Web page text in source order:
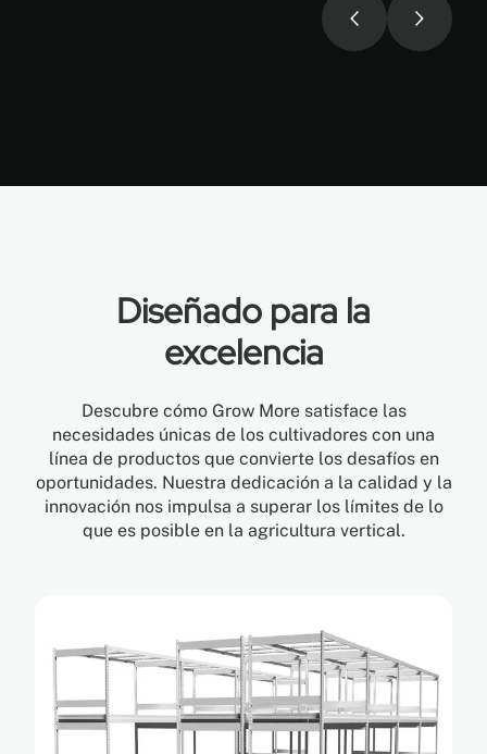
Diseñado para la
excelencia
Descubre cómo Grow More satisface las
necesidades únicas de los cultivadores con una
línea de productos que convierte los desafíos en
oportunidades. Nuestra dedicación a la calidad y la
innovación nos impulsa a superar los límites de lo
que es posible en la agricultura vertical.